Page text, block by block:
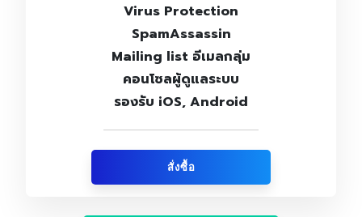
Virus Protection
SpamAssassin
Mailing list อีเมลกลุ่ม
คอนโซลผู้ดูแลระบบ
รองรับ iOS, Android
สั่งซื้อ